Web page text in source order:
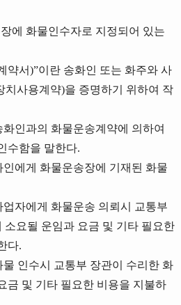
에 화물인수자로 지정되어 있는
서)”이란 송화인 또는 화주와 사
치사용계약)을 증명하기 위하여 작
인과의 화물운송계약에 의하여
수함을 말한다.
에게 화물운송장에 기재된 화물
자에게 화물운송 의뢰시 교통부
소요될 운임과 요금 및 기타 필요한
다.
인수시 교통부 장관이 수리한 화
금 및 기타 필요한 비용을 지불하